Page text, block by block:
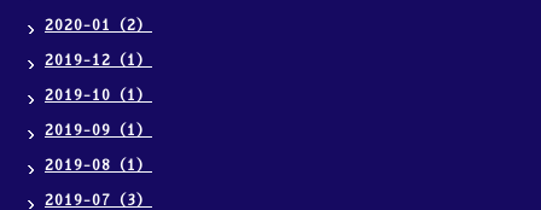
2020-01（2）
2019-12（1）
2019-10（1）
2019-09（1）
2019-08（1）
2019-07（3）